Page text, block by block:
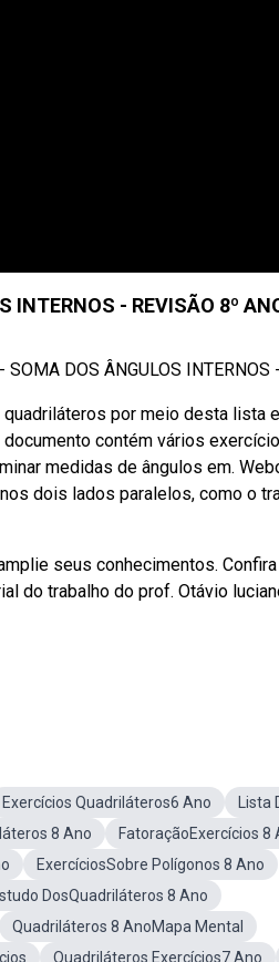
INTERNOS - REVISÃO 8º
DOS ÂNGULOS INTERNOS
por meio desta lista
contém vários
medidas de ângulos em.
dois lados paralelos, como o
seus conhecimentos.
do trabalho do prof. Otávio
Exercícios Quadriláteros6 Ano
8 Ano
FatoraçãoExercícios 8
ExercíciosSobre Polígonos 8 Ano
DosQuadriláteros 8 Ano
Quadriláteros 8 AnoMapa Mental
Quadriláteros Exercícios7 Ano